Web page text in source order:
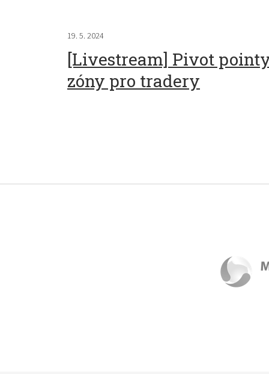
19. 5. 2024
[Livestream] Pivot
zóny pro tradery